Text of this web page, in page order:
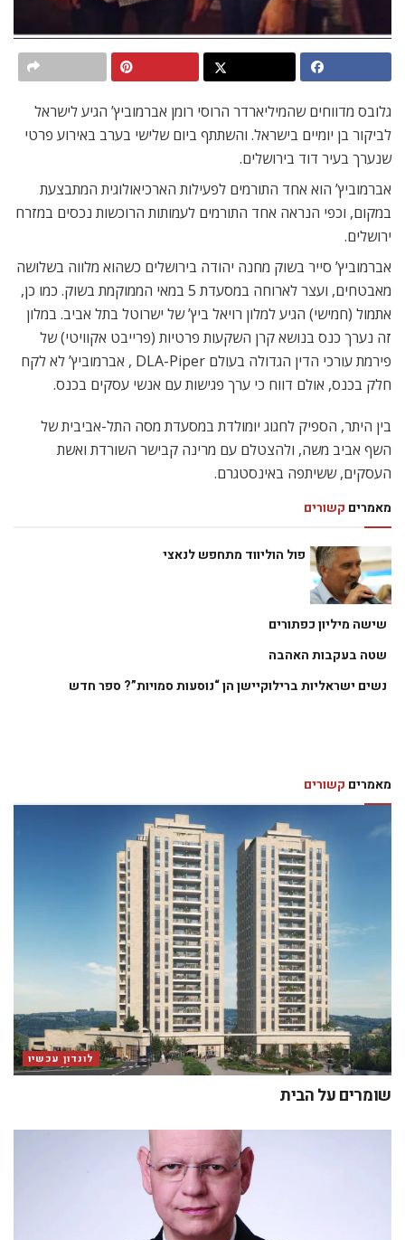
גלובס מדווחים שהמיליארדר הרוסי רומן אברמוביץ’ הגיע לישראל
לביקור בן יומיים בישראל. והשתתף ביום שלישי בערב באירוע פרטי
שנערך בעיר דוד בירושלים.
אברמוביץ’ הוא אחד התורמים לפעילות הארכיאולוגית המתבצעת
במקום, וכפי הנראה אחד התורמים לעמותות הרוכשות נכסים במזרח
ירושלים.
אברמוביץ’ סייר בשוק מחנה יהודה בירושלים כשהוא מלווה בשלושה
מאבטחים, ועצר לארוחה במסעדת 5 במאי הממוקמת בשוק. כמו כן,
אתמול (חמישי) הגיע למלון רויאל ביץ’ של ישרוטל בתל אביב. במלון
זה נערך כנס בנושא קרן השקעות פרטיות (פרייבט אקוויטי) של
פירמת עורכי הדין הגדולה בעולם DLA-Piper , אברמוביץ’ לא לקח
חלק בכנס, אולם דווח כי ערך פגישות עם אנשי עסקים בכנס.
בין היתר, הספיק לחגוג יומולדת במסעדת מסה התל-אביבית של
השף אביב משה, ולהצטלם עם מרינה קבישר השורדת ואשת
העסקים, ששיתפה באינסטגרם.
מאמרים קשורים
פול הוליווד מתחפש לנאצי
שישה מיליון כפתורים
שטה בעקבות האהבה
נשים ישראליות ברילוקיישן הן “נוסעות סמויות”? ספר חדש
מאמרים קשורים
לונדון עכשיו
שומרים על הבית